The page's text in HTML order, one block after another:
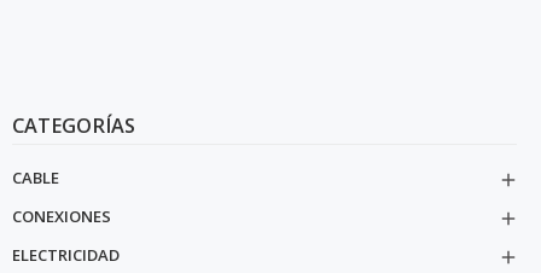
CATEGORÍAS
CABLE

CONEXIONES

ELECTRICIDAD
